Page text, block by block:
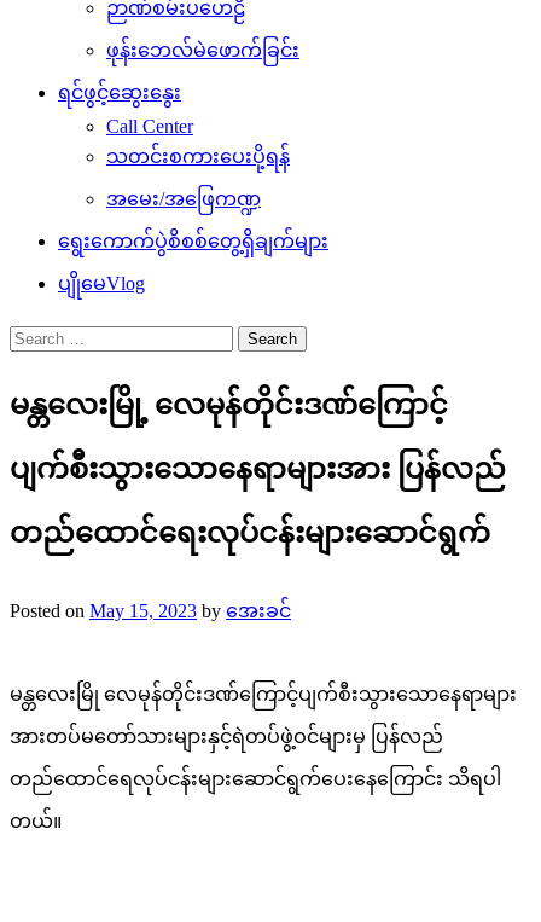
ဉာဏ်စမ်းပဟေဠိ
ဖုန်းဘေလ်မဲဖောက်ခြင်း
ရင်ဖွင့်ဆွေးနွေး
Call Center
သတင်းစကားပေးပို့ရန်
အမေး/အဖြေကဏ္ဍ
ရွေးကောက်ပွဲစိစစ်တွေ့ရှိချက်များ
ပျိုမေVlog
Search
for:
မန္တလေးမြို့ လေမုန်တိုင်းဒဏ်ကြောင့်
ပျက်စီးသွားသောနေရာများအား ပြန်လည်
တည်ထောင်ရေးလုပ်ငန်းများဆောင်ရွက်
Posted on May 15, 2023 by အေးခင်
မန္တလေးမြို လေမုန်တိုင်းဒဏ်ကြောင့်ပျက်စီးသွားသောနေရာများ
အားတပ်မတော်သားများနှင့်ရဲတပ်ဖွဲ့ဝင်များမှ ပြန်လည်
တည်ထောင်ရေလုပ်ငန်းများဆောင်ရွက်ပေးနေကြောင်း သိရပါ
တယ်။